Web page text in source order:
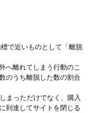
で近いものとして「離脱
へ離れてしまう行動のこ
のうち離脱した数の割合
まっただけでなく、購入
到達してサイトを閉じる